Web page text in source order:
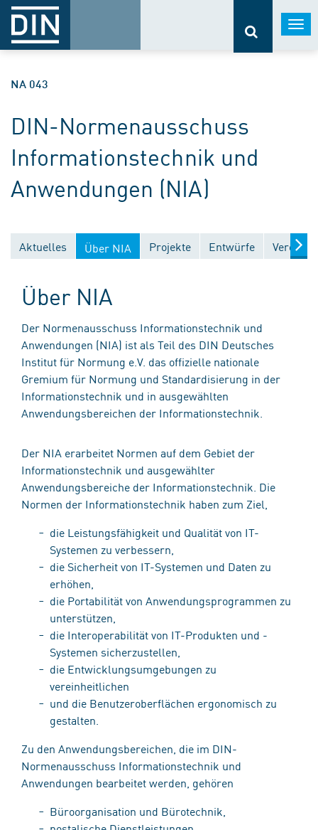
NA 043
DIN-Normenausschuss
Informationstechnik und
Anwendungen (NIA)
Aktuelles Über NIA Projekte Entwürfe
Über NIA
Der Normenausschuss Informationstechnik und
Anwendungen (NIA) ist als Teil des DIN Deutsches
Institut für Normung e.V. das offizielle nationale
Gremium für Normung und Standardisierung in der
Informationstechnik und in ausgewählten
Anwendungsbereichen der Informationstechnik.
Der NIA erarbeitet Normen auf dem Gebiet der
Informationstechnik und ausgewählter
Anwendungsbereiche der Informationstechnik. Die
Normen der Informationstechnik haben zum Ziel,
die Leistungsfähigkeit und Qualität von IT-
Systemen zu verbessern,
die Sicherheit von IT-Systemen und Daten zu
erhöhen,
die Portabilität von Anwendungsprogrammen zu
unterstützen,
die Interoperabilität von IT-Produkten und -
Systemen sicherzustellen,
die Entwicklungsumgebungen zu
vereinheitlichen
und die Benutzeroberflächen ergonomisch zu
gestalten.
Zu den Anwendungsbereichen, die im DIN-
Normenausschuss Informationstechnik und
Anwendungen bearbeitet werden, gehören
Büroorganisation und Bürotechnik,